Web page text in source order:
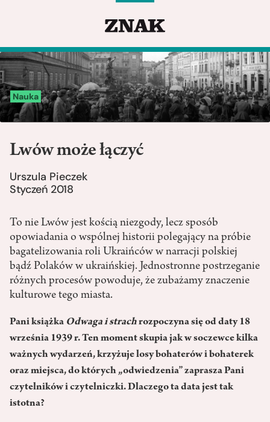
Nauka
Lwów może łączyć
Urszula Pieczek
Styczeń 2018
To nie Lwów jest kością niezgody, lecz sposób
opowiadania o wspólnej historii polegający na próbie
bagatelizowania roli Ukraińców w narracji polskiej
bądź Polaków w ukraińskiej. Jednostronne postrzeganie
różnych procesów powoduje, że zubażamy znaczenie
kulturowe tego miasta.
Pani książka Odwaga i strachrozpoczyna się od daty 18
września 1939 r. Ten moment skupia jak w soczewce kilka
ważnych wydarzeń, krzyżuje losy bohaterów i bohaterek
oraz miejsca, do których „odwiedzenia” zaprasza Pani
czytelników i czytelniczki. Dlaczego ta data jest tak
istotna?